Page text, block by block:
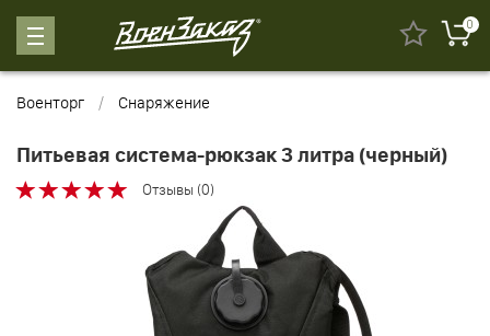
0
Военторг Снаряжение
Питьевая система-рюкзак 3 литра (черный)
Отзывы (0)